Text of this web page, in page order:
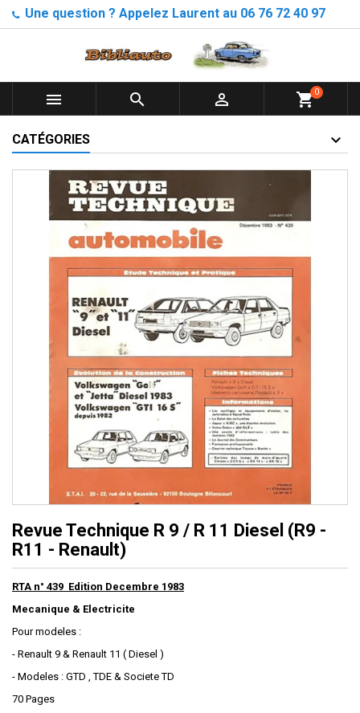
Une question ? Appelez Laurent au 06 76 72 40 97
   shopping_cart0
CATÉGORIES
Revue Technique R 9 / R 11 Diesel (R9 -
R11 - Renault)
RTA n° 439 Edition Decembre 1983
Mecanique & Electricite
Pour modeles :
- Renault 9 & Renault 11 ( Diesel )
- Modeles : GTD , TDE & Societe TD
70 Pages